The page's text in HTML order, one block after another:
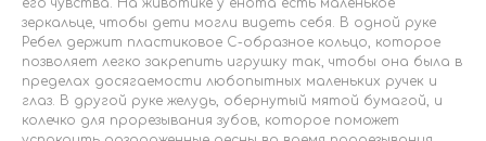
зеркальце, чтобы дети могли видеть себя. В одной руке
Ребел держит пластиковое С-образное кольцо, которое
позволяет легко закрепить игрушку так, чтобы она была в
пределах досягаемости любопытных маленьких ручек и
глаз. В другой руке желудь, обернутый мятой бумагой, и
колечко для прорезывания зубов, которое поможет